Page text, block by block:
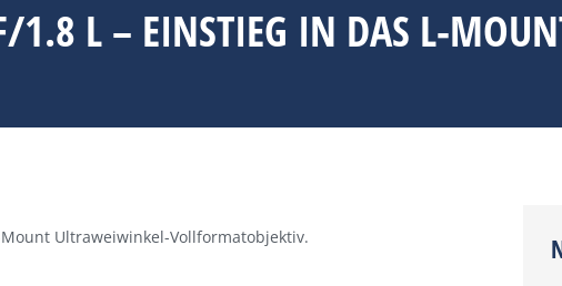
L – EINSTIEG IN DAS L-
Ultraweiwinkel-Vollformatobjektiv.